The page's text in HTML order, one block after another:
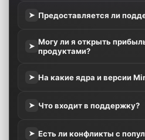
➤ Предоставляется ли
➤ Могу ли я открыть
продуктами?
➤ На какие ядра и версии
➤ Что входит в поддержку?
➤ Есть ли конфликты с